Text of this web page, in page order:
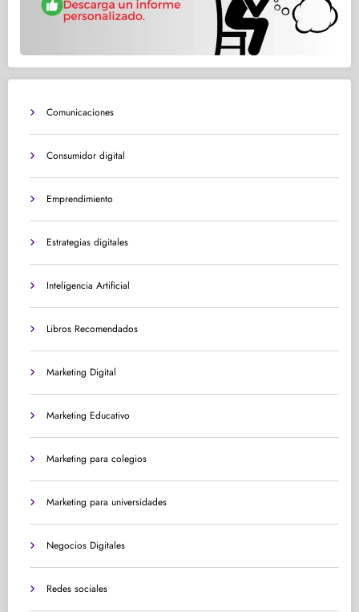
Comunicaciones
Consumidor digital
Emprendimiento
Estrategias digitales
Inteligencia Artificial
Libros Recomendados
Marketing Digital
Marketing Educativo
Marketing para colegios
Marketing para universidades
Negocios Digitales
Redes sociales